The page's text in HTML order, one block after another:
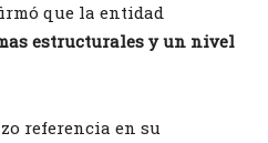
que la entidad
estructurales y un nivel
referencia en su